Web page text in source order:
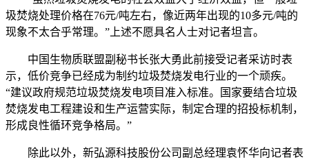
圾焚烧处理价格在76元/吨左右，像近两年出现的10多元/吨的
现象不太合乎常理。”上述不愿具名人士对记者坦言。
中国生物质联盟副秘书长张大勇此前接受记者采访时表
示，低价竞争已经成为制约垃圾焚烧发电行业的一个顽疾。
“建议政府规范垃圾焚烧发电项目准入标准。国家要结合垃圾
焚烧发电工程建设和生产运营实际，制定合理的招投标机制，
形成良性循环竞争格局。”
除此以外，新弘源科技股份公司副总经理袁怀华向记者表